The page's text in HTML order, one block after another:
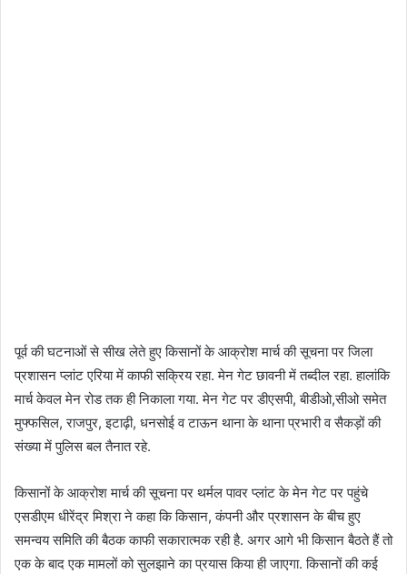
पूर्व की घटनाओं से सीख लेते हुए किसानों के आक्रोश मार्च की सूचना पर जिला
प्रशासन प्लांट एरिया में काफी सक्रिय रहा. मेन गेट छावनी में तब्दील रहा. हालांकि
मार्च केवल मेन रोड तक ही निकाला गया. मेन गेट पर डीएसपी, बीडीओ,सीओ समेत
मुफ्फसिल, राजपुर, इटाढ़ी, धनसोई व टाऊन थाना के थाना प्रभारी व सैकड़ों की
संख्या में पुलिस बल तैनात रहे.
किसानों के आक्रोश मार्च की सूचना पर थर्मल पावर प्लांट के मेन गेट पर पहुंचे
एसडीएम धीरेंद्र मिश्रा ने कहा कि किसान, कंपनी और प्रशासन के बीच हुए
समन्वय समिति की बैठक काफी सकारात्मक रही है. अगर आगे भी किसान बैठते हैं तो
एक के बाद एक मामलों को सुलझाने का प्रयास किया ही जाएगा. किसानों की कई